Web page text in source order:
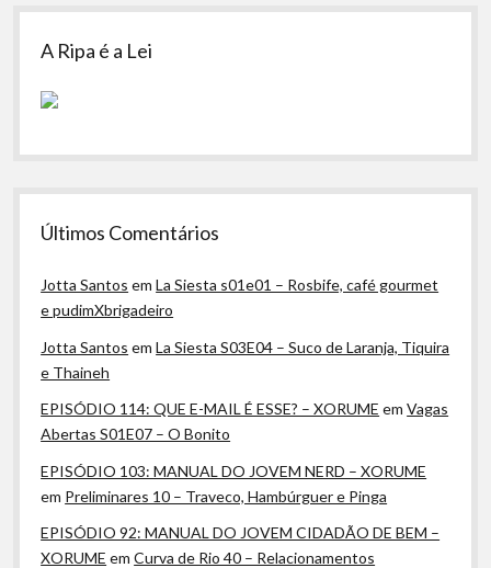
A Ripa é a Lei
Últimos Comentários
Jotta Santos emLa Siesta s01e01 – Rosbife, café gourmet
e pudimXbrigadeiro
Jotta Santos emLa Siesta S03E04 – Suco de Laranja, Tiquira
e Thaineh
EPISÓDIO 114: QUE E-MAIL É ESSE? – XORUME emVagas
Abertas S01E07 – O Bonito
EPISÓDIO 103: MANUAL DO JOVEM NERD – XORUME
em Preliminares 10 – Traveco, Hambúrguer e Pinga
EPISÓDIO 92: MANUAL DO JOVEM CIDADÃO DE BEM –
XORUME emCurva de Rio 40 – Relacionamentos